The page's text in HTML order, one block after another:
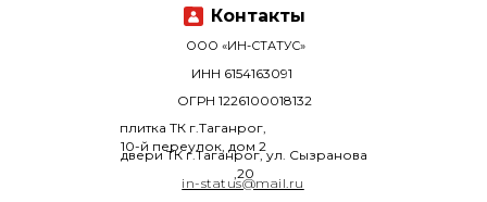
ООО «ИН-СТАТУС»
плитка ТК г.Таганрог,
10-й переулок, дом 2
двери ТК г.Таганрог, ул. Сызранова
,20
ОГРН 1226100018132
ИНН 6154163091
in-status@mail.ru
Контакты